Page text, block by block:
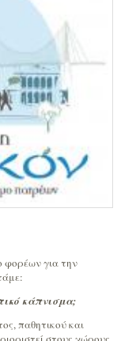
για την
κάπνισμα;
παθητικού και